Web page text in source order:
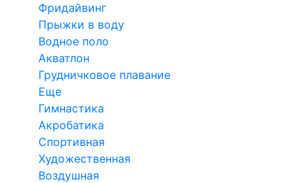
Фридайвинг
Прыжки в воду
Водное поло
Акватлон
Грудничковое плавание
Еще
Гимнастика
Акробатика
Спортивная
Художественная
Воздушная